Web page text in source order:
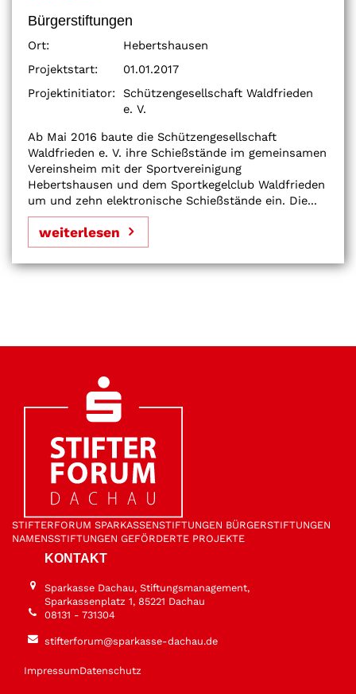
Bürgerstiftungen
Ort:
Hebertshausen
Projektstart:
01.01.2017
Projektinitiator:
Schützengesellschaft Waldfrieden
e. V.
Ab Mai 2016 baute die Schützengesellschaft
Waldfrieden e. V. ihre Schießstände im gemeinsamen
Vereinsheim mit der Sportvereinigung
Hebertshausen und dem Sportkegelclub Waldfrieden
um und zehn elektronische Schießstände ein. Die...
weiterlesen
STIFTER­FORUM SPARKASSEN­STIFTUNGEN BÜRGER­STIFTUNGEN
NAMENS­STIFTUNGEN GEFÖRDERTE PROJEKTE
KONTAKT
Sparkasse Dachau, Stiftungsmanagement,
Sparkassenplatz 1, 85221 Dachau
08131 - 731304
stifterforum@sparkasse-dachau.de
ImpressumDatenschutz